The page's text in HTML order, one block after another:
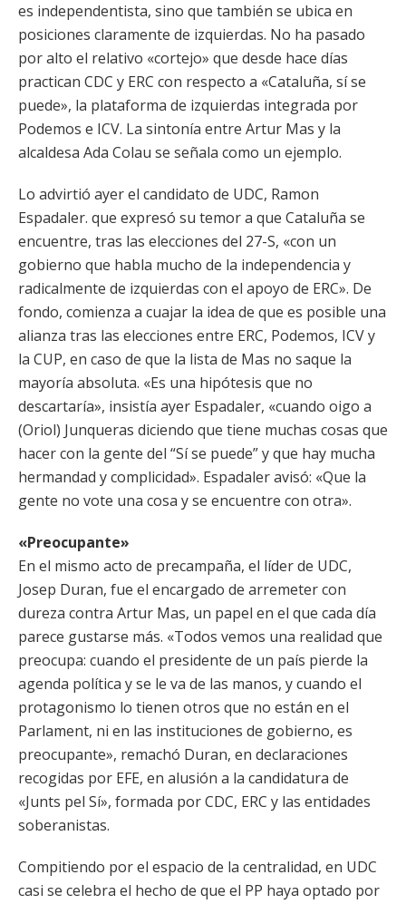
es independentista, sino que también se ubica en
posiciones claramente de izquierdas. No ha pasado
por alto el relativo «cortejo» que desde hace días
practican CDC y ERC con respecto a «Cataluña, sí se
puede», la plataforma de izquierdas integrada por
Podemos e ICV. La sintonía entre Artur Mas y la
alcaldesa Ada Colau se señala como un ejemplo.
Lo advirtió ayer el candidato de UDC, Ramon
Espadaler. que expresó su temor a que Cataluña se
encuentre, tras las elecciones del 27-S, «con un
gobierno que habla mucho de la independencia y
radicalmente de izquierdas con el apoyo de ERC». De
fondo, comienza a cuajar la idea de que es posible una
alianza tras las elecciones entre ERC, Podemos, ICV y
la CUP, en caso de que la lista de Mas no saque la
mayoría absoluta. «Es una hipótesis que no
descartaría», insistía ayer Espadaler, «cuando oigo a
(Oriol) Junqueras diciendo que tiene muchas cosas que
hacer con la gente del “Sí se puede” y que hay mucha
hermandad y complicidad». Espadaler avisó: «Que la
gente no vote una cosa y se encuentre con otra».
«Preocupante»
En el mismo acto de precampaña, el líder de UDC,
Josep Duran, fue el encargado de arremeter con
dureza contra Artur Mas, un papel en el que cada día
parece gustarse más. «Todos vemos una realidad que
preocupa: cuando el presidente de un país pierde la
agenda política y se le va de las manos, y cuando el
protagonismo lo tienen otros que no están en el
Parlament, ni en las instituciones de gobierno, es
preocupante», remachó Duran, en declaraciones
recogidas por EFE, en alusión a la candidatura de
«Junts pel Sí», formada por CDC, ERC y las entidades
soberanistas.
Compitiendo por el espacio de la centralidad, en UDC
casi se celebra el hecho de que el PP haya optado por